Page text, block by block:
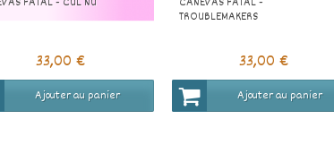
33,00 €
Ajouter au panier
TROUBLEMAKERS
33,00 €
Ajouter au panier